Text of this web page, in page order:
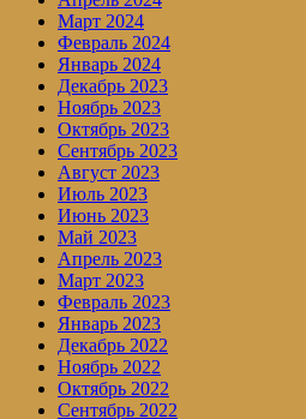
Март 2024
Февраль 2024
Январь 2024
Декабрь 2023
Ноябрь 2023
Октябрь 2023
Сентябрь 2023
Август 2023
Июль 2023
Июнь 2023
Май 2023
Апрель 2023
Март 2023
Февраль 2023
Январь 2023
Декабрь 2022
Ноябрь 2022
Октябрь 2022
Сентябрь 2022